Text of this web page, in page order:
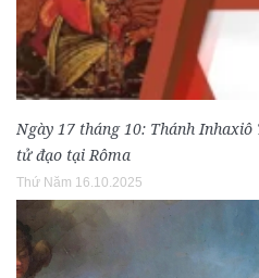
Ngày 17 tháng 10: Thánh
tử đạo tại Rôma
Thứ Năm 16.10.2025